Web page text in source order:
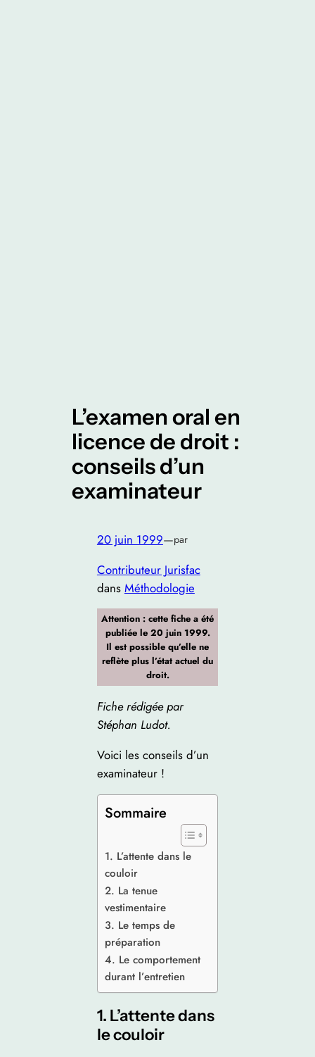
L’examen oral en
licence de droit :
conseils d’un
examinateur
20 juin 1999—par
Contributeur Jurisfac
dans Méthodologie
Attention : cette fiche a été
publiée le 20 juin 1999.
Il est possible qu’elle ne
reflète plus l’état actuel du
droit.
Fiche rédigée par
Stéphan Ludot.
Voici les conseils d’un
examinateur !
Sommaire
1. L’attente dans le
couloir
2. La tenue
vestimentaire
3. Le temps de
préparation
4. Le comportement
durant l’entretien
1. L’attente dans
le couloir